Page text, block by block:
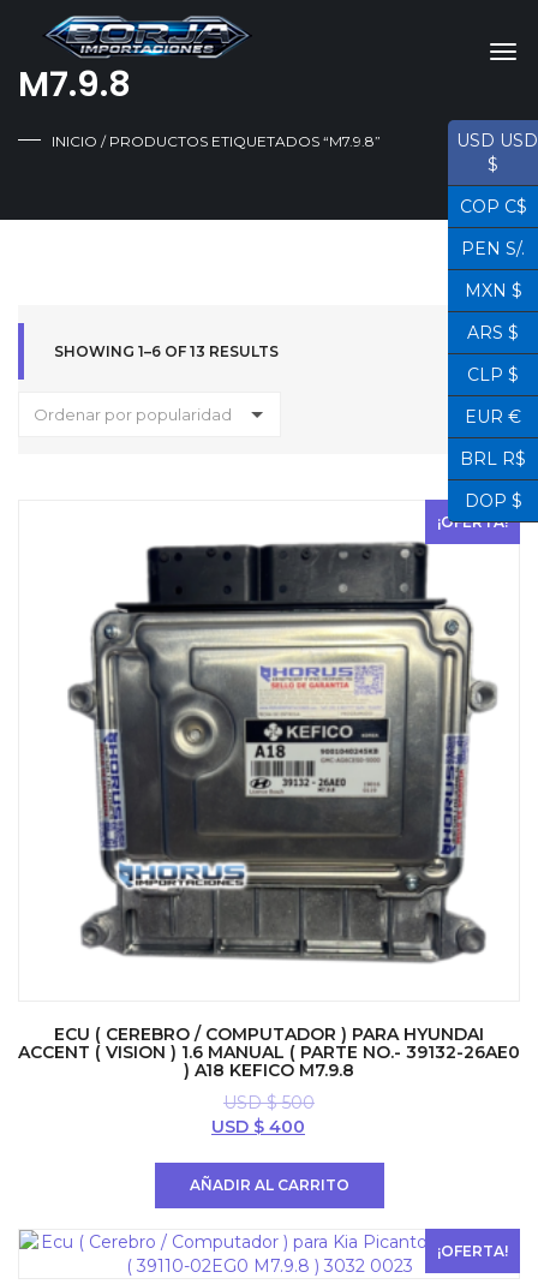
M7.9.8
INICIO / PRODUCTOS ETIQUETADOS “M7.9.8”
SHOWING 1–6 OF 13 RESULTS
Ordenar por popularidad
¡OFERTA!
ECU ( CEREBRO / COMPUTADOR ) PARA HYUNDAI
ACCENT ( VISION ) 1.6 MANUAL ( PARTE NO.- 39132-26AE0
) A18 KEFICO M7.9.8
USD $500
El
$ 500.
USD $ 400
$ 400.
AÑADIR AL CARRITO
¡OFERTA!
USD USD
$
COP C$
PEN S/.
MXN $
ARS $
CLP $
EUR €
BRL R$
DOP $